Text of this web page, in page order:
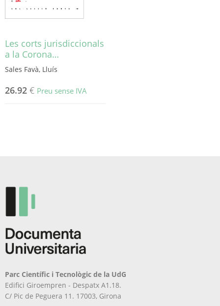
Les corts jurisdiccionals
a la Corona…
Sales Favà, Lluís
26.92 € Preu sense IVA
Parc Científic i Tecnològic de la UdG
Edifici Giroempren - Despatx A1.18.
C/ Pic de Peguera 11. 17003, Girona